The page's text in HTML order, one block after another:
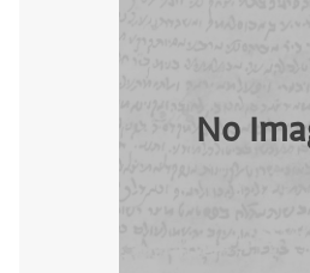
No